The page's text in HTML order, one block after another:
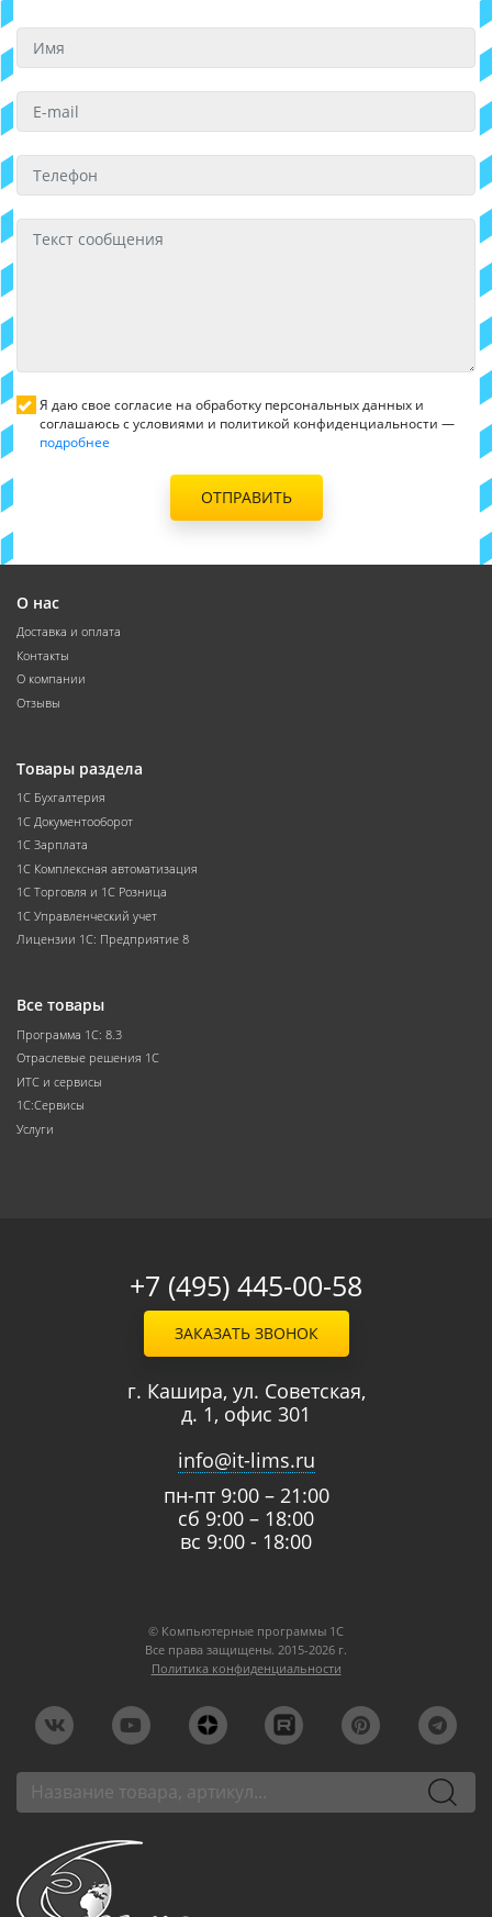
Я даю свое согласие на обработку персональных данных и
соглашаюсь с условиями и политикой конфиденциальности —
подробнее
ОТПРАВИТЬ
О нас
Доставка и оплата
Контакты
О компании
Отзывы
Товары раздела
1С Бухгалтерия
1С Документооборот
1С Зарплата
1С Комплексная автоматизация
1С Торговля и 1С Розница
1С Управленческий учет
Лицензии 1С: Предприятие 8
Все товары
Программа 1С: 8.3
Отраслевые решения 1С
ИТС и сервисы
1С:Сервисы
Услуги
+7 (495) 445-00-58
ЗАКАЗАТЬ ЗВОНОК
г. Кашира, ул. Советская,
д. 1, офис 301
info@it-lims.ru
пн-пт 9:00 – 21:00
сб 9:00 – 18:00
вс 9:00 - 18:00
© Компьютерные программы 1C
Все права защищены. 2015-2026 г.
Политика конфиденциальности